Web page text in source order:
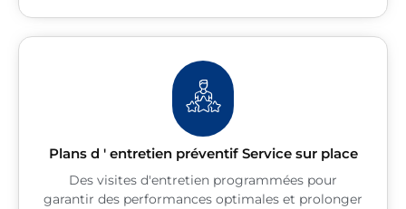
Plans d ' entretien préventif Service sur place
Des visites d'entretien programmées pour
garantir des performances optimales et prolonger